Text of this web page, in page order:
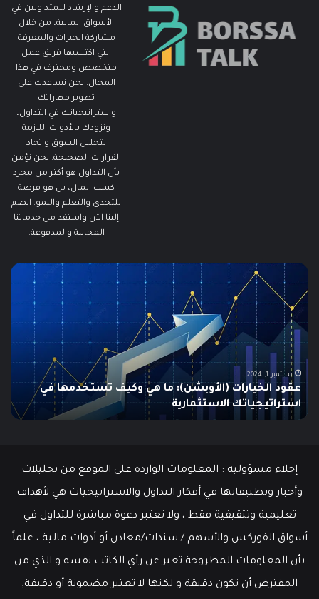
الدعم والإرشاد للمتداولين في
الأسواق المالية، من خلال
مشاركة الخبرات والمعرفة
التي اكتسبها فريق عمل
متخصص ومحترف في هذا
المجال. نحن نساعدك على
تطوير مهاراتك
واستراتيجياتك في التداول،
ونزودك بالأدوات اللازمة
لتحليل السوق واتخاذ
القرارات الصحيحة. نحن نؤمن
بأن التداول هو أكثر من مجرد
كسب المال، بل هو فرصة
للتحدي والتعلم والنمو. انضم
إلينا الآن واستفد من خدماتنا
المجانية والمدفوعة.
ما
هو
الـ
Swing
دليلك
الشامل
للمبتدئين
يونيو 10, 2025
ما هو الـ Swing Trading؟ دليلك الشامل للمبتدئين
إخلاء مسؤولية : المعلومات الواردة على الموقع من تحليلات
وأخبار وتطبيقاتها في أفكار التداول والاستراتيجيات هي لأهداف
تعليمية وتثقيفية فقط ، ولا تعتبر دعوة مباشرة للتداول في
أسواق الفوركس والأسهم / سندات/معادن أو أدوات مالية ، علماً
بأن المعلومات المطروحة تعبر عن رأي الكاتب نفسه و الذي من
المفترض أن تكون دقيقة و لكنها لا تعتبر مضمونة أو دقيقة,